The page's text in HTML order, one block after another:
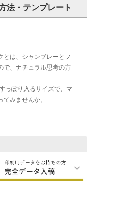
法・テンプレート
とは、シャンブレーとフ
で、ナチュラル思考の方
っぽり入るサイズで、マ
みませんか。